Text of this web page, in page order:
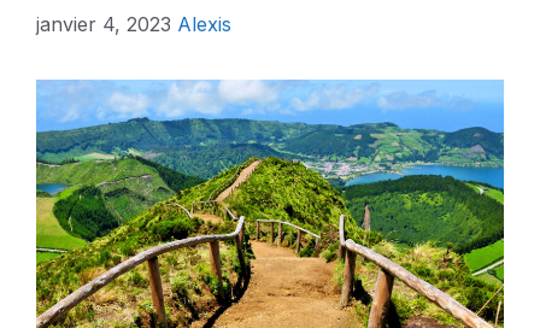
janvier 4, 2023 Alexis